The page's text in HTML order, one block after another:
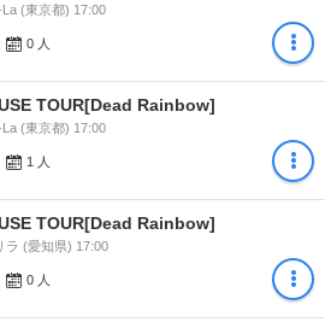
(東京都) 17:00
0 人
TOUR[Dead Rainbow]
(東京都) 17:00
1 人
TOUR[Dead Rainbow]
ラ (愛知県) 17:00
0 人